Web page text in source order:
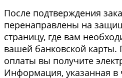
После подтверждения
перенаправлены на
страницу, где вам
вашей банковской карты.
оплаты вы получите
Информация, указанная в